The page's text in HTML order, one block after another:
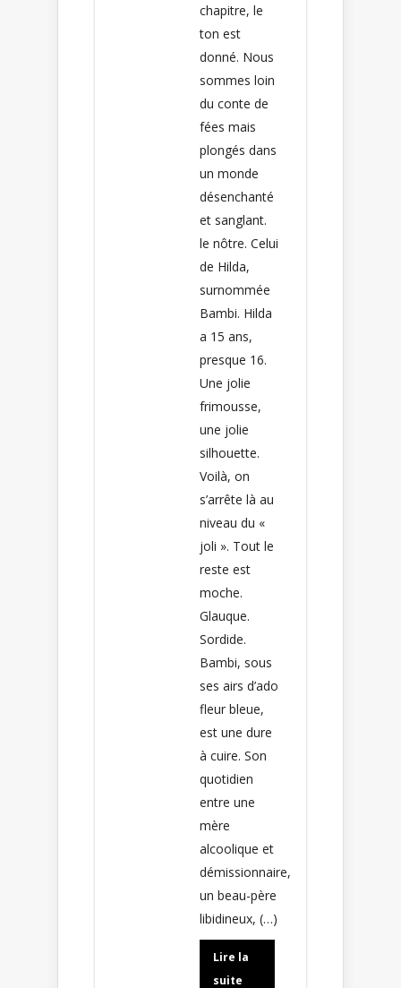
chapitre, le
ton est
donné. Nous
sommes loin
du conte de
fées mais
plongés dans
un monde
désenchanté
et sanglant.
le nôtre. Celui
de Hilda,
surnommée
Bambi. Hilda
a 15 ans,
presque 16.
Une jolie
frimousse,
une jolie
silhouette.
Voilà, on
s’arrête là au
niveau du «
joli ». Tout le
reste est
moche.
Glauque.
Sordide.
Bambi, sous
ses airs d’ado
fleur bleue,
est une dure
à cuire. Son
quotidien
entre une
mère
alcoolique et
démissionnaire,
un beau-père
libidineux, (…)
Lire la
suite